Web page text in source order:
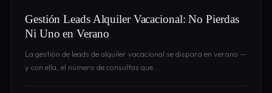
Gestión Leads Alquiler Vacacional: No Pierdas
Ni Uno en Verano
La gestión de leads de alquiler vacacional se dispara en verano —
y con ella, el número de consultas que…